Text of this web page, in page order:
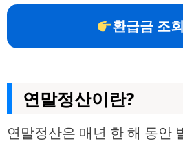
환급금 조
연말정산이란?
연말정산은 매년 한 해 동안